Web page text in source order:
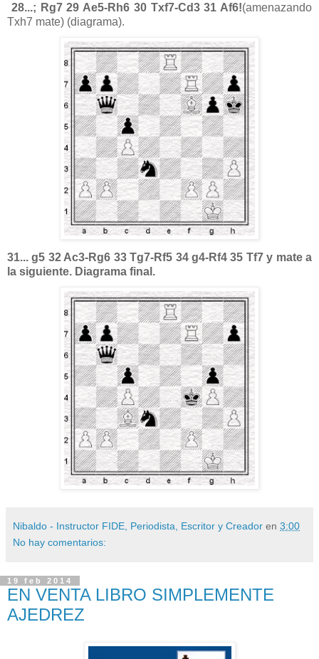
28...; Rg7 29 Ae5-Rh6 30 Txf7-Cd3 31 Af6!(amenazando
Txh7 mate) (diagrama).
31... g5 32 Ac3-Rg6 33 Tg7-Rf5 34 g4-Rf4 35 Tf7 y mate a
la siguiente. Diagrama final.
Nibaldo - Instructor FIDE, Periodista, Escritor y Creador en 3:00
No hay comentarios:
19 feb 2014
EN VENTA LIBRO SIMPLEMENTE
AJEDREZ